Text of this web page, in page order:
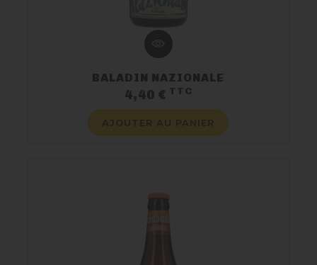
BALADIN NAZIONALE
4,40 € TTC
AJOUTER AU PANIER